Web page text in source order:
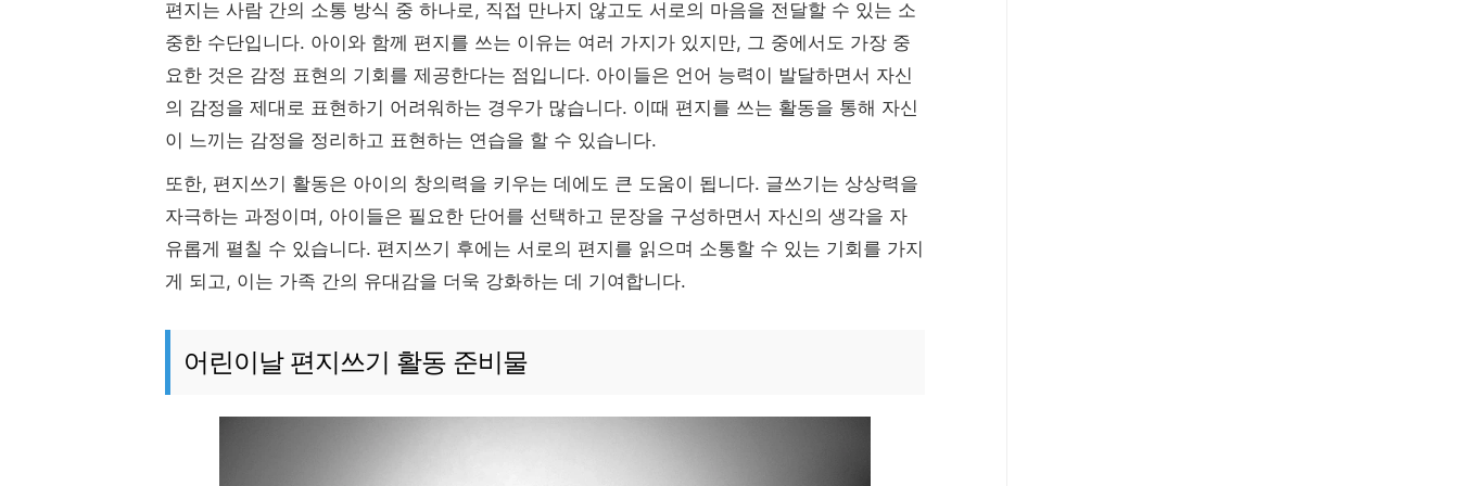
편지는 사람 간의 소통 방식 중 하나로, 직접 만나지 않고도 서로의 마음을 전달할 수 있는 소
중한 수단입니다. 아이와 함께 편지를 쓰는 이유는 여러 가지가 있지만, 그 중에서도 가장 중
요한 것은 감정 표현의 기회를 제공한다는 점입니다. 아이들은 언어 능력이 발달하면서 자신
의 감정을 제대로 표현하기 어려워하는 경우가 많습니다. 이때 편지를 쓰는 활동을 통해 자신
이 느끼는 감정을 정리하고 표현하는 연습을 할 수 있습니다.
또한, 편지쓰기 활동은 아이의 창의력을 키우는 데에도 큰 도움이 됩니다. 글쓰기는 상상력을
자극하는 과정이며, 아이들은 필요한 단어를 선택하고 문장을 구성하면서 자신의 생각을 자
유롭게 펼칠 수 있습니다. 편지쓰기 후에는 서로의 편지를 읽으며 소통할 수 있는 기회를 가지
게 되고, 이는 가족 간의 유대감을 더욱 강화하는 데 기여합니다.
어린이날 편지쓰기 활동 준비물